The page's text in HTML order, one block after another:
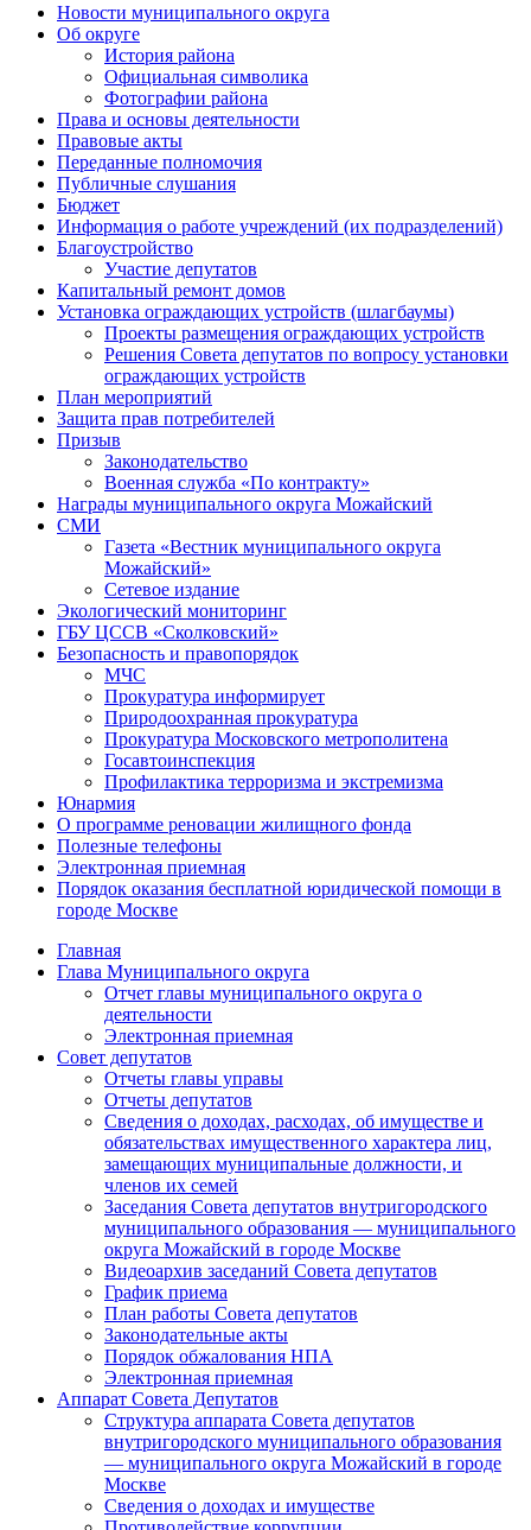
Новости муниципального округа
Об округе
История района
Официальная символика
Фотографии района
Права и основы деятельности
Правовые акты
Переданные полномочия
Публичные слушания
Бюджет
Информация о работе учреждений (их подразделений)
Благоустройство
Участие депутатов
Капитальный ремонт домов
Установка ограждающих устройств (шлагбаумы)
Проекты размещения ограждающих устройств
Решения Совета депутатов по вопросу установки
ограждающих устройств
План мероприятий
Защита прав потребителей
Призыв
Законодательство
Военная служба «По контракту»
Награды муниципального округа Можайский
СМИ
Газета «Вестник муниципального округа
Можайский»
Сетевое издание
Экологический мониторинг
ГБУ ЦССВ «Сколковский»
Безопасность и правопорядок
МЧС
Прокуратура информирует
Природоохранная прокуратура
Прокуратура Московского метрополитена
Госавтоинспекция
Профилактика терроризма и экстремизма
Юнармия
О программе реновации жилищного фонда
Полезные телефоны
Электронная приемная
Порядок оказания бесплатной юридической помощи в
городе Москве
Главная
Глава Муниципального округа
Отчет главы муниципального округа о
деятельности
Электронная приемная
Совет депутатов
Отчеты главы управы
Отчеты депутатов
Сведения о доходах, расходах, об имуществе и
обязательствах имущественного характера лиц,
замещающих муниципальные должности, и
членов их семей
Заседания Совета депутатов внутригородского
муниципального образования — муниципального
округа Можайский в городе Москве
Видеоархив заседаний Совета депутатов
График приема
План работы Совета депутатов
Законодательные акты
Порядок обжалования НПА
Электронная приемная
Аппарат Совета Депутатов
Структура аппарата Совета депутатов
внутригородского муниципального образования
— муниципального округа Можайский в городе
Москве
Сведения о доходах и имуществе